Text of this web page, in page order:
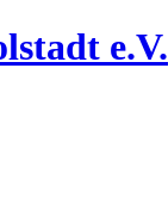
e.V.